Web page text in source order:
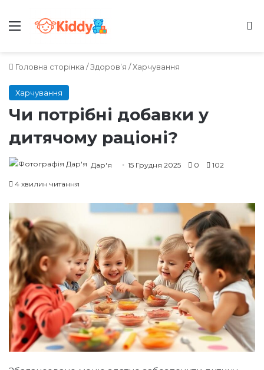
Меню
Головна сторінка /Здоров’я /Харчування
Харчування
Чи потрібні добавки у
дитячому раціоні?
Дар'я 15 Грудня 2025 0 102
4 хвилин читання